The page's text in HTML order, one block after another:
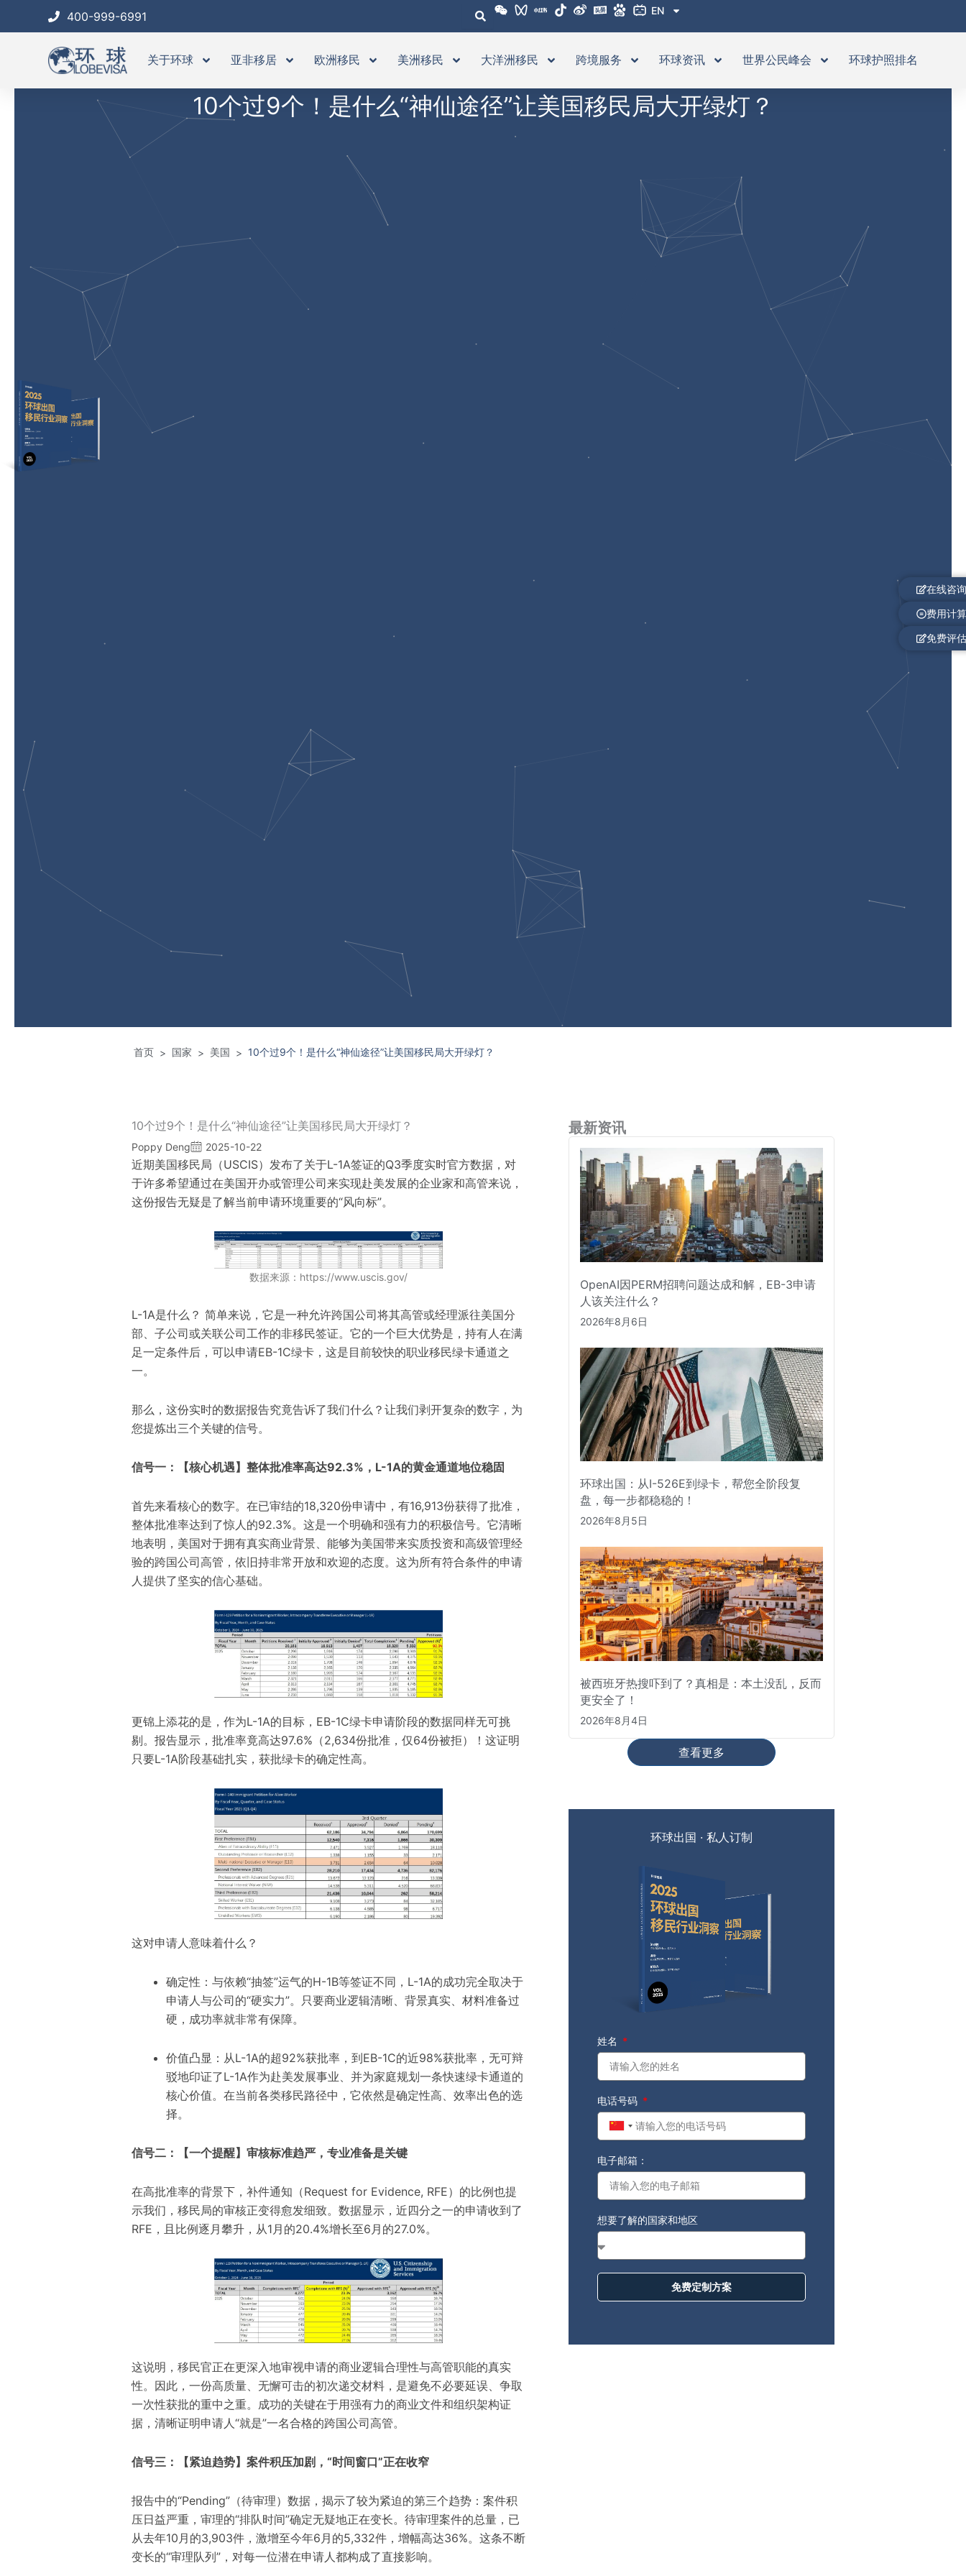
400-999-6991 EN
关于环球 亚非移居 欧洲移民 美洲移民 大洋洲移民 跨境服务 环球资讯 世界公民峰会 环球护照排名
10个过9个！是什么“神仙途径”让美国移民局大开绿灯？
首页 > 国家 > 美国 > 10个过9个！是什么“神仙途径”让美国移民局大开绿灯？
10个过9个！是什么“神仙途径”让美国移民局大开绿灯？
Poppy Deng 2025-10-22
近期美国移民局（USCIS）发布了关于L-1A签证的Q3季度实时官方数据，对
于许多希望通过在美国开办或管理公司来实现赴美发展的企业家和高管来说，
这份报告无疑是了解当前申请环境重要的“风向标”。
数据来源：https://www.uscis.gov/
L-1A是什么？ 简单来说，它是一种允许跨国公司将其高管或经理派往美国分
部、子公司或关联公司工作的非移民签证。它的一个巨大优势是，持有人在满
足一定条件后，可以申请EB-1C绿卡，这是目前较快的职业移民绿卡通道之
一。
那么，这份实时的数据报告究竟告诉了我们什么？让我们剥开复杂的数字，为
您提炼出三个关键的信号。
信号一：【核心机遇】整体批准率高达92.3%，L-1A的黄金通道地位稳固
首先来看核心的数字。在已审结的18,320份申请中，有16,913份获得了批准，
整体批准率达到了惊人的92.3%。这是一个明确和强有力的积极信号。它清晰
地表明，美国对于拥有真实商业背景、能够为美国带来实质投资和高级管理经
验的跨国公司高管，依旧持非常开放和欢迎的态度。这为所有符合条件的申请
人提供了坚实的信心基础。
更锦上添花的是，作为L-1A的目标，EB-1C绿卡申请阶段的数据同样无可挑
剔。报告显示，批准率竟高达97.6%（2,634份批准，仅64份被拒）！这证明
只要L-1A阶段基础扎实，获批绿卡的确定性高。
这对申请人意味着什么？
确定性：与依赖“抽签”运气的H-1B等签证不同，L-1A的成功完全取决于
申请人与公司的“硬实力”。只要商业逻辑清晰、背景真实、材料准备过
硬，成功率就非常有保障。
价值凸显：从L-1A的超92%获批率，到EB-1C的近98%获批率，无可辩
驳地印证了L-1A作为赴美发展事业、并为家庭规划一条快速绿卡通道的
核心价值。在当前各类移民路径中，它依然是确定性高、效率出色的选
择。
信号二：【一个提醒】审核标准趋严，专业准备是关键
在高批准率的背景下，补件通知（Request for Evidence, RFE）的比例也提
示我们，移民局的审核正变得愈发细致。数据显示，近四分之一的申请收到了
RFE，且比例逐月攀升，从1月的20.4%增长至6月的27.0%。
这说明，移民官正在更深入地审视申请的商业逻辑合理性与高管职能的真实
性。因此，一份高质量、无懈可击的初次递交材料，是避免不必要延误、争取
一次性获批的重中之重。成功的关键在于用强有力的商业文件和组织架构证
据，清晰证明申请人“就是”一名合格的跨国公司高管。
信号三：【紧迫趋势】案件积压加剧，“时间窗口”正在收窄
报告中的“Pending”（待审理）数据，揭示了较为紧迫的第三个趋势：案件积
压日益严重，审理的“排队时间”确定无疑地正在变长。待审理案件的总量，已
从去年10月的3,903件，激增至今年6月的5,332件，增幅高达36%。这条不断
变长的“审理队列”，对每一位潜在申请人都构成了直接影响。
最新资讯
OpenAI因PERM招聘问题达成和解，EB-3申请
人该关注什么？
2026年8月6日
环球出国：从I-526E到绿卡，帮您全阶段复
盘，每一步都稳稳的！
2026年8月5日
被西班牙热搜吓到了？真相是：本土没乱，反而
更安全了！
2026年8月4日
查看更多
环球出国 · 私人订制
姓名
电话号码
China
电子邮箱：
想要了解的国家和地区
免费定制方案
在线咨询
费用计算
免费评估